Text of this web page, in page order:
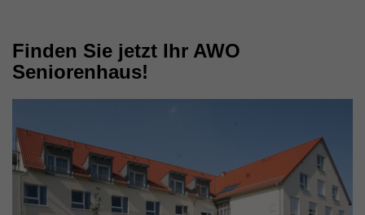
Finden Sie jetzt Ihr AWO
Seniorenhaus!